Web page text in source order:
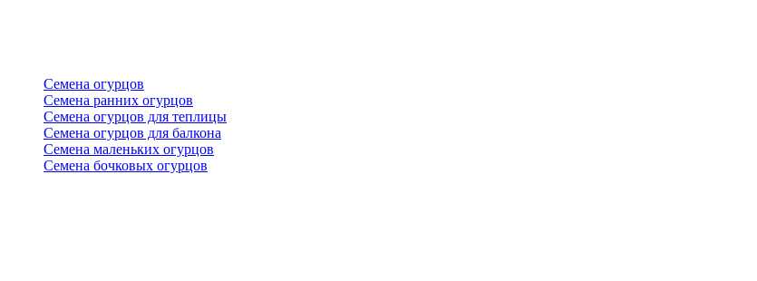
Семена огурцов
Семена ранних огурцов
Семена огурцов для теплицы
Семена огурцов для балкона
Семена маленьких огурцов
Семена бочковых огурцов